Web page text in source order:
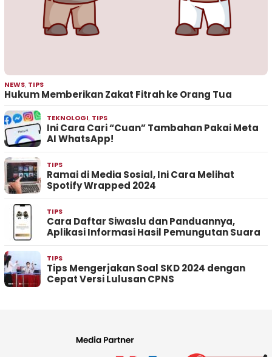
NEWS, TIPS
Hukum Memberikan Zakat Fitrah ke Orang Tua
TEKNOLOGI, TIPS
Ini Cara Cari “Cuan” Tambahan Pakai Meta
AI WhatsApp!
TIPS
Ramai di Media Sosial, Ini Cara Melihat
Spotify Wrapped 2024
TIPS
Cara Daftar Siwaslu dan Panduannya,
Aplikasi Informasi Hasil Pemungutan Suara
TIPS
Tips Mengerjakan Soal SKD 2024 dengan
Cepat Versi Lulusan CPNS